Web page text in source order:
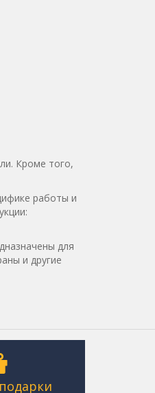
Кроме того,
работы и
для
и другие